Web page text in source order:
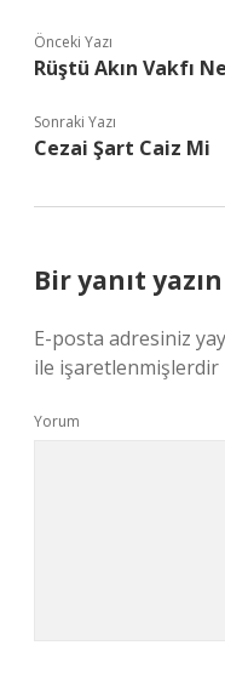
Önceki Yazı
Rüştü Akın Vakfı
Sonraki Yazı
Cezai Şart Caiz Mi
Bir yanıt yazın
E-posta adresiniz
ile işaretlenmişlerdir
Yorum